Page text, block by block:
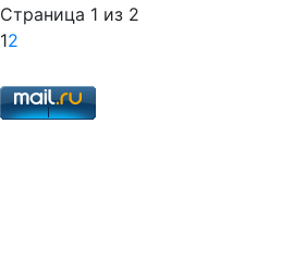
Страница 1 из 2
12